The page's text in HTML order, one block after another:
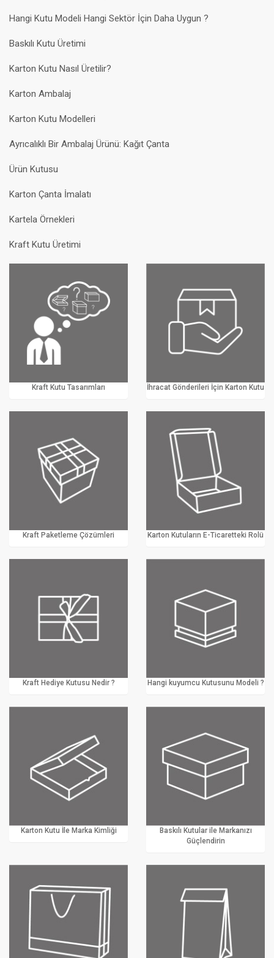
Hangi Kutu Modeli Hangi Sektör İçin Daha Uygun ?
Baskılı Kutu Üretimi
Karton Kutu Nasıl Üretilir?
Karton Ambalaj
Karton Kutu Modelleri
Ayrıcalıklı Bir Ambalaj Ürünü: Kağıt Çanta
Ürün Kutusu
Karton Çanta İmalatı
Kartela Örnekleri
Kraft Kutu Üretimi
Kraft Kutu Tasarımları İhracat Gönderileri İçin Karton Kutu
Kraft Paketleme Çözümleri Karton Kutuların E-Ticaretteki Rolü
Kraft Hediye Kutusu Nedir ? Hangi kuyumcu Kutusunu Modeli ?
Karton Kutu İle Marka Kimliği
Baskılı Kutular ile Markanızı
Güçlendirin